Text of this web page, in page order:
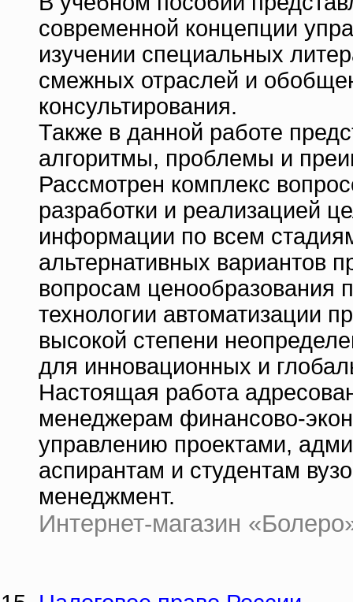
современной концепции
изучении специальных
смежных отраслей и
консультирования.
Также в данной работе
алгоритмы, проблемы и
Рассмотрен комплекс
разработки и реализацией
информации по всем
альтернативных вариантов
вопросам ценообразования
технологии автоматизации
высокой степени
для инновационных и
Настоящая работа
менеджерам финансово-
управлению проектами,
аспирантам и студентам
менеджмент.
Интернет-магазин